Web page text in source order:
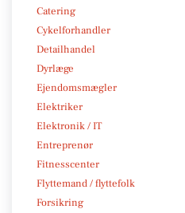
Catering
Cykelforhandler
Detailhandel
Dyrlæge
Ejendomsmægler
Elektriker
Elektronik / IT
Entreprenør
Fitnesscenter
Flyttemand / flyttefolk
Forsikring